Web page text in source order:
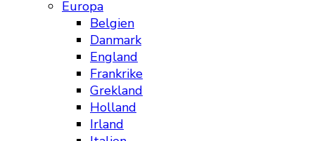
Europa
Belgien
Danmark
England
Frankrike
Grekland
Holland
Irland